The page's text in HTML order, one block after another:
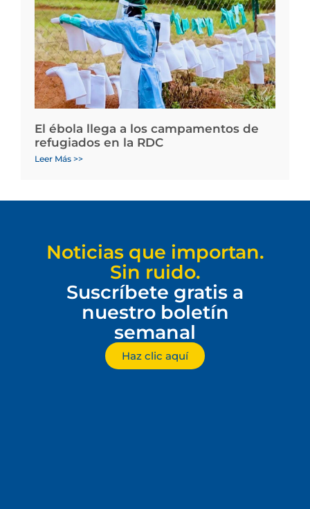
El ébola llega a los campamentos de
refugiados en la RDC
Leer Más >>
Noticias que importan.
Sin ruido.
Suscríbete gratis a
nuestro boletín
semanal
Haz clic aquí